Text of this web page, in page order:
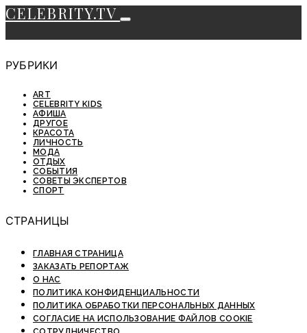
CELEBRITY.TV
РУБРИКИ
ART
CELEBRITY KIDS
АФИША
ДРУГОЕ
КРАСОТА
ЛИЧНОСТЬ
МОДА
ОТДЫХ
СОБЫТИЯ
СОВЕТЫ ЭКСПЕРТОВ
СПОРТ
СТРАНИЦЫ
ГЛАВНАЯ СТРАНИЦА
ЗАКАЗАТЬ РЕПОРТАЖ
О НАС
ПОЛИТИКА КОНФИДЕНЦИАЛЬНОСТИ
ПОЛИТИКА ОБРАБОТКИ ПЕРСОНАЛЬНЫХ ДАННЫХ
СОГЛАСИЕ НА ИСПОЛЬЗОВАНИЕ ФАЙЛОВ COOKIE